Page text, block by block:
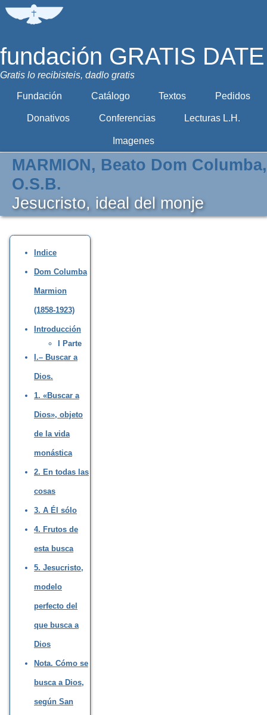
fundación GRATIS DATE
Gratis lo recibisteis, dadlo gratis
Fundación Catálogo Textos Pedidos
Donativos Conferencias Lecturas L.H.
Imagenes
MARMION, Beato Dom Columba,
O.S.B.
Jesucristo, ideal del monje
Indice
Dom Columba
Marmion
(1858-1923)
Introducción
I Parte
I.– Buscar a
Dios.
1. «Buscar a
Dios», objeto
de la vida
monástica
2. En todas las
cosas
3. A Él sólo
4. Frutos de
esta busca
5. Jesucristo,
modelo
perfecto del
que busca a
Dios
Nota. Cómo se
busca a Dios,
según San